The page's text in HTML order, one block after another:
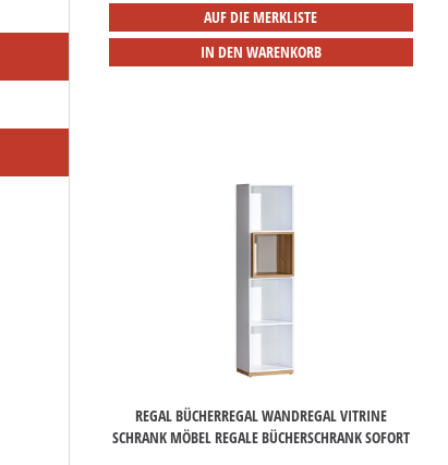
AUF DIE MERKLISTE
IN DEN WARENKORB
REGAL BÜCHERREGAL WANDREGAL VITRINE
SCHRANK MÖBEL REGALE BÜCHERSCHRANK SOFORT